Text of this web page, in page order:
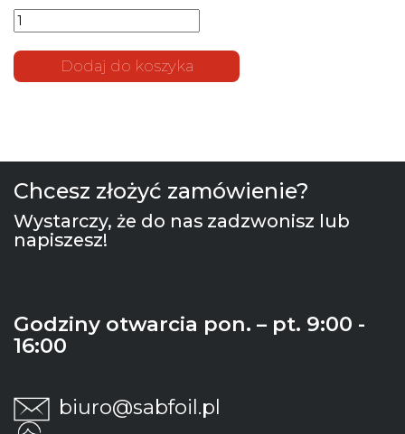
Zapasowa
podkładki
do
Dodaj do koszyka
Chcesz złożyć zamówienie?
Wystarczy, że do nas zadzwonisz lub
napiszesz!
Godziny otwarcia pon. – pt. 9:00 -
16:00
biuro@sabfoil.pl